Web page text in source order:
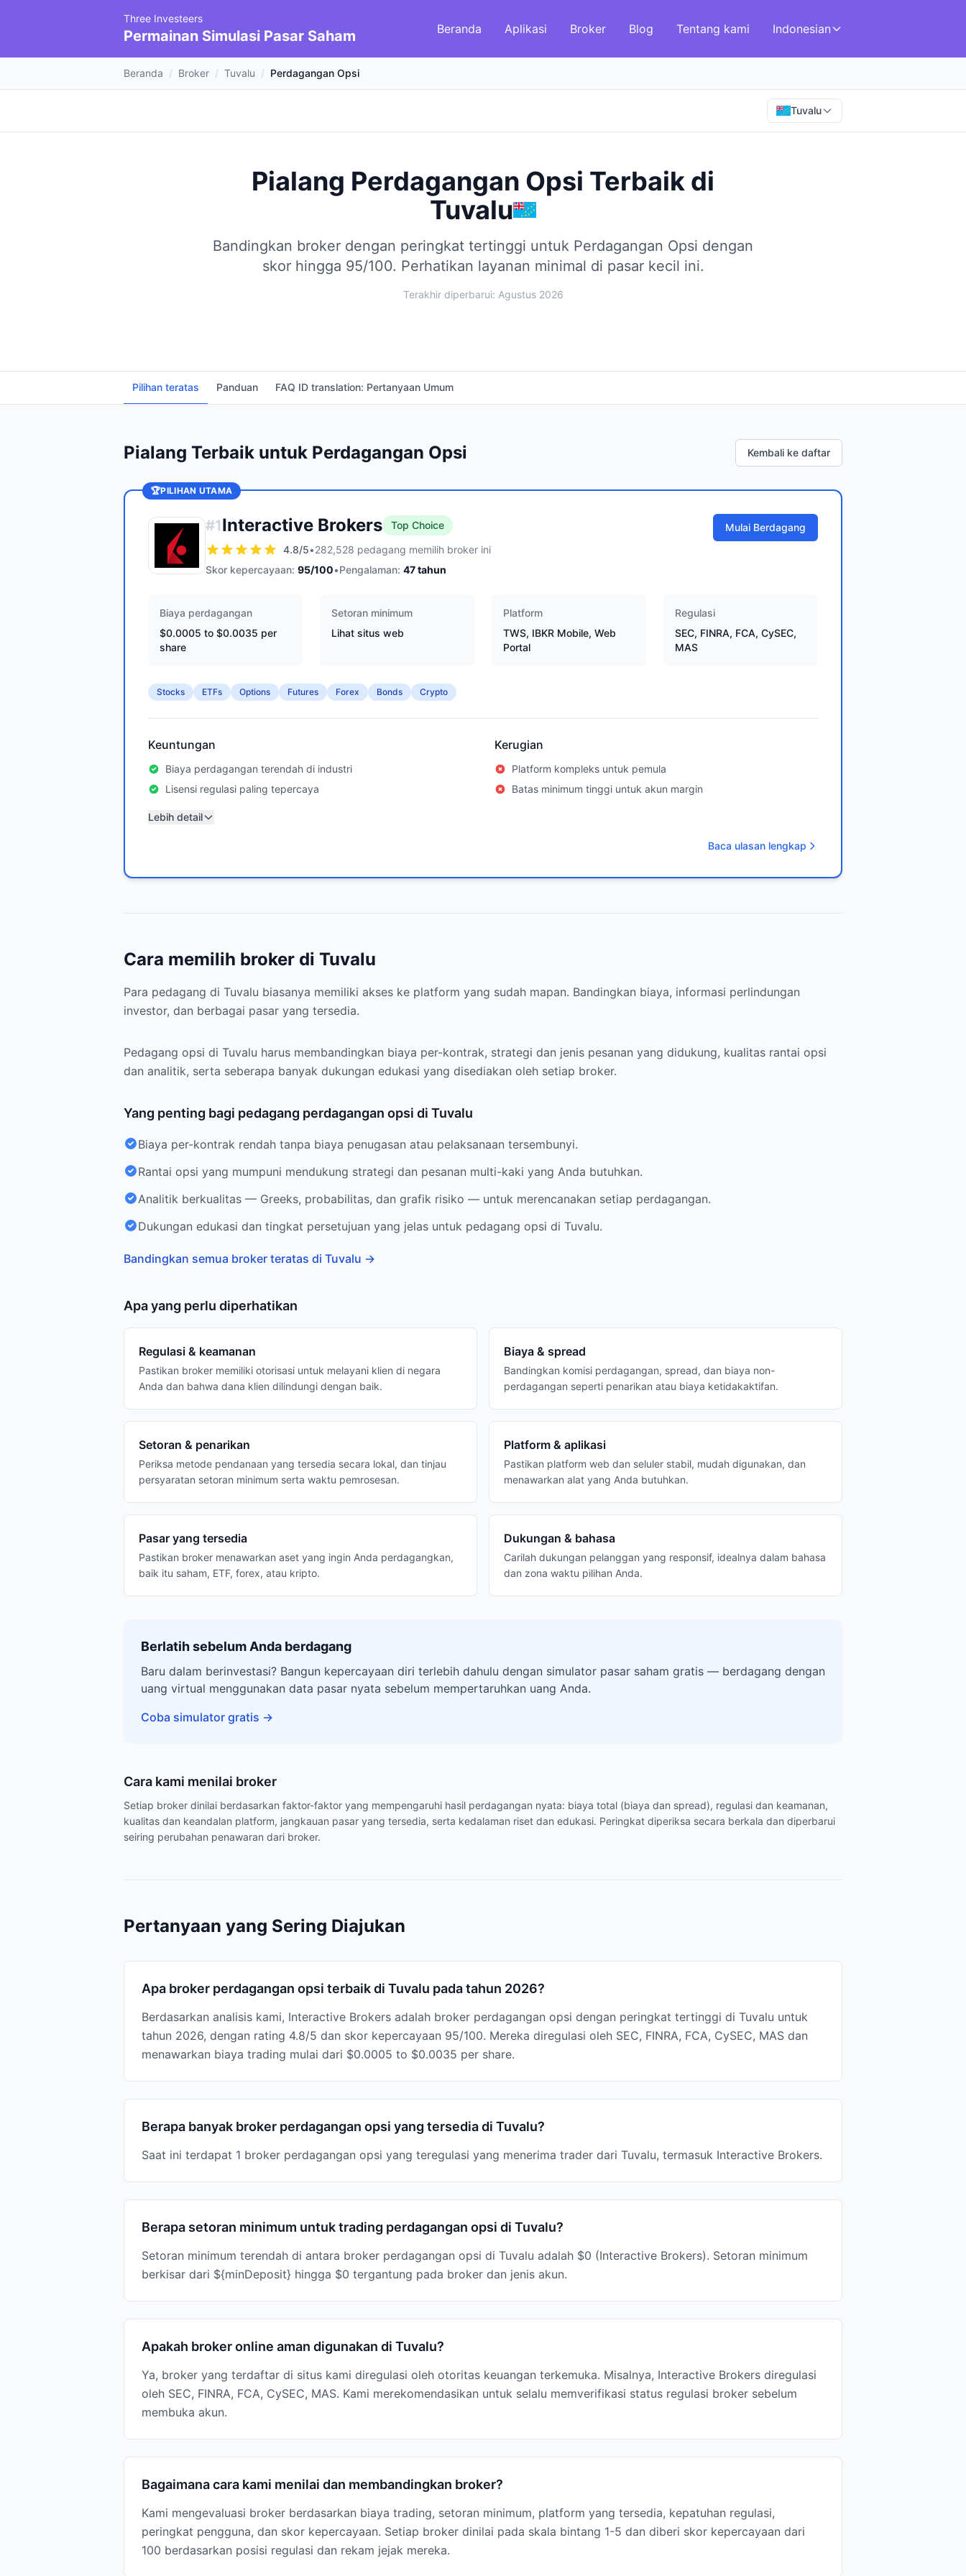
Three Investeers
Permainan Simulasi Pasar Saham Beranda Aplikasi Broker Blog Tentang kami Indonesian
Beranda / Broker / Tuvalu / Perdagangan Opsi
Tuvalu
Pialang Perdagangan Opsi Terbaik di
Tuvalu
Bandingkan broker dengan peringkat tertinggi untuk Perdagangan Opsi dengan
skor hingga 95/100. Perhatikan layanan minimal di pasar kecil ini.
Terakhir diperbarui: Agustus 2026
Pilihan teratas Panduan FAQ ID translation: Pertanyaan Umum
Pialang Terbaik untuk Perdagangan Opsi Kembali ke daftar
🏆PILIHAN UTAMA
#1Interactive Brokers
Top Choice
4.8/5•282,528 pedagang memilih broker ini
Skor kepercayaan: 95/100•Pengalaman: 47tahun
Mulai Berdagang
Biaya perdagangan
$0.0005 to $0.0035 per
share
Setoran minimum
Lihat situs web
Platform
TWS, IBKR Mobile, Web
Portal
Regulasi
SEC, FINRA, FCA, CySEC,
MAS
Stocks ETFs Options Futures Forex Bonds Crypto
Keuntungan
Biaya perdagangan terendah di industri
Lisensi regulasi paling tepercaya
Kerugian
Platform kompleks untuk pemula
Batas minimum tinggi untuk akun margin
Lebih detail
Baca ulasan lengkap
Cara memilih broker di Tuvalu
Para pedagang di Tuvalu biasanya memiliki akses ke platform yang sudah mapan. Bandingkan biaya, informasi perlindungan
investor, dan berbagai pasar yang tersedia.
Pedagang opsi di Tuvalu harus membandingkan biaya per-kontrak, strategi dan jenis pesanan yang didukung, kualitas rantai opsi
dan analitik, serta seberapa banyak dukungan edukasi yang disediakan oleh setiap broker.
Yang penting bagi pedagang perdagangan opsi di Tuvalu
Biaya per-kontrak rendah tanpa biaya penugasan atau pelaksanaan tersembunyi.
Rantai opsi yang mumpuni mendukung strategi dan pesanan multi-kaki yang Anda butuhkan.
Analitik berkualitas — Greeks, probabilitas, dan grafik risiko — untuk merencanakan setiap perdagangan.
Dukungan edukasi dan tingkat persetujuan yang jelas untuk pedagang opsi di Tuvalu.
Bandingkan semua broker teratas di Tuvalu →
Apa yang perlu diperhatikan
Regulasi & keamanan
Pastikan broker memiliki otorisasi untuk melayani klien di negara
Anda dan bahwa dana klien dilindungi dengan baik.
Biaya & spread
Bandingkan komisi perdagangan, spread, dan biaya non-
perdagangan seperti penarikan atau biaya ketidakaktifan.
Setoran & penarikan
Periksa metode pendanaan yang tersedia secara lokal, dan tinjau
persyaratan setoran minimum serta waktu pemrosesan.
Platform & aplikasi
Pastikan platform web dan seluler stabil, mudah digunakan, dan
menawarkan alat yang Anda butuhkan.
Pasar yang tersedia
Pastikan broker menawarkan aset yang ingin Anda perdagangkan,
baik itu saham, ETF, forex, atau kripto.
Dukungan & bahasa
Carilah dukungan pelanggan yang responsif, idealnya dalam bahasa
dan zona waktu pilihan Anda.
Berlatih sebelum Anda berdagang
Baru dalam berinvestasi? Bangun kepercayaan diri terlebih dahulu dengan simulator pasar saham gratis — berdagang dengan
uang virtual menggunakan data pasar nyata sebelum mempertaruhkan uang Anda.
Coba simulator gratis →
Cara kami menilai broker
Setiap broker dinilai berdasarkan faktor-faktor yang mempengaruhi hasil perdagangan nyata: biaya total (biaya dan spread), regulasi dan keamanan,
kualitas dan keandalan platform, jangkauan pasar yang tersedia, serta kedalaman riset dan edukasi. Peringkat diperiksa secara berkala dan diperbarui
seiring perubahan penawaran dari broker.
Pertanyaan yang Sering Diajukan
Apa broker perdagangan opsi terbaik di Tuvalu pada tahun 2026?
Berdasarkan analisis kami, Interactive Brokers adalah broker perdagangan opsi dengan peringkat tertinggi di Tuvalu untuk
tahun 2026, dengan rating 4.8/5 dan skor kepercayaan 95/100. Mereka diregulasi oleh SEC, FINRA, FCA, CySEC, MAS dan
menawarkan biaya trading mulai dari $0.0005 to $0.0035 per share.
Berapa banyak broker perdagangan opsi yang tersedia di Tuvalu?
Saat ini terdapat 1 broker perdagangan opsi yang teregulasi yang menerima trader dari Tuvalu, termasuk Interactive Brokers.
Berapa setoran minimum untuk trading perdagangan opsi di Tuvalu?
Setoran minimum terendah di antara broker perdagangan opsi di Tuvalu adalah $0 (Interactive Brokers). Setoran minimum
berkisar dari ${minDeposit} hingga $0 tergantung pada broker dan jenis akun.
Apakah broker online aman digunakan di Tuvalu?
Ya, broker yang terdaftar di situs kami diregulasi oleh otoritas keuangan terkemuka. Misalnya, Interactive Brokers diregulasi
oleh SEC, FINRA, FCA, CySEC, MAS. Kami merekomendasikan untuk selalu memverifikasi status regulasi broker sebelum
membuka akun.
Bagaimana cara kami menilai dan membandingkan broker?
Kami mengevaluasi broker berdasarkan biaya trading, setoran minimum, platform yang tersedia, kepatuhan regulasi,
peringkat pengguna, dan skor kepercayaan. Setiap broker dinilai pada skala bintang 1-5 dan diberi skor kepercayaan dari
100 berdasarkan posisi regulasi dan rekam jejak mereka.